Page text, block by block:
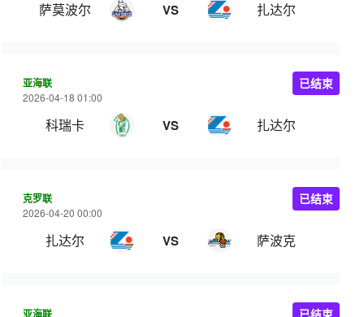
萨莫波尔 VS 扎达尔
亚海联
2026-04-18 01:00
科瑞卡 VS 扎达尔
已结束
克罗联
2026-04-20 00:00
扎达尔 VS 萨波克
已结束
亚海联